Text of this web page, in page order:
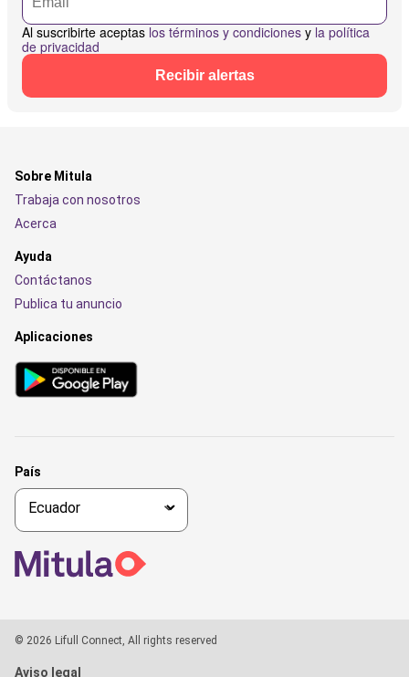
Al suscribirte aceptas los términos y condiciones y la política
de privacidad
Recibir alertas
Sobre Mitula
Trabaja con nosotros
Acerca
Ayuda
Contáctanos
Publica tu anuncio
Aplicaciones
País
© 2026 Lifull Connect, All rights reserved
Aviso legal